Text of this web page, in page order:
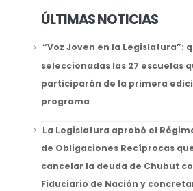
ÚLTIMAS NOTICIAS
“Voz Joven en la Legislatura”:
seleccionadas las 27 escuelas
participarán de la primera
programa
La Legislatura aprobó el
de Obligaciones Recíprocas
cancelar la deuda de Chubut
Fiduciario de Nación y